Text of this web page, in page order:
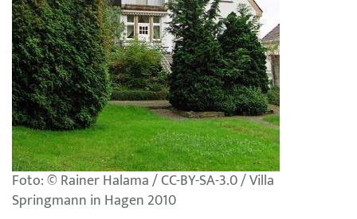
Foto: © Rainer Halama / CC-BY-SA-3.0 / Villa
Springmann in Hagen 2010